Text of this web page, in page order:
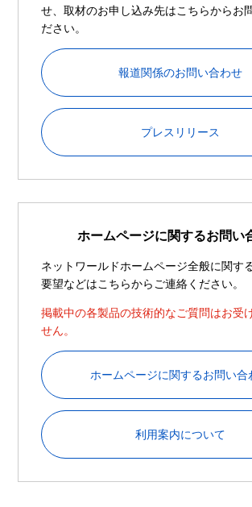
せ、取材のお申し込み先はこちらからお
ださい。
報道関係のお問い合わせ
プレスリリース
ホームページに関するお問い
ネットワールドホームページ全般に関す
要望などはこちらからご連絡ください。
掲載中の各製品の技術的なご質問はお受
せん。
ホームページに関するお問い合
利用案内について